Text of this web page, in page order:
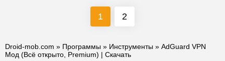
1 2
Droid-mob.com » Программы » Инструменты » AdGuard VPN
Мод (Всё открыто, Premium) | Скачать